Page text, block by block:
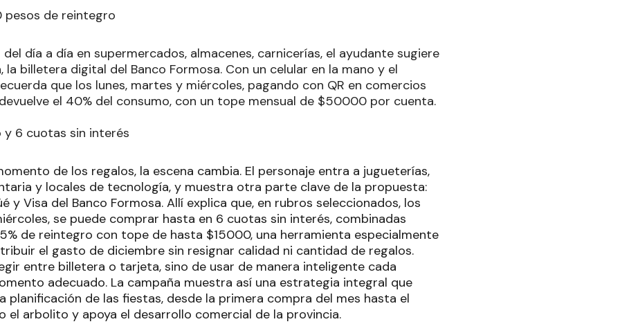
de reintegro
día a día en supermercados, almacenes, carnicerías, el ayudante sugiere
la billetera digital del Banco Formosa. Con un celular en la mano y el
que los lunes, martes y miércoles, pagando con QR en comercios
el 40% del consumo, con un tope mensual de $50000 por cuenta.
6 cuotas sin interés
de los regalos, la escena cambia. El personaje entra a jugueterías,
y locales de tecnología, y muestra otra parte clave de la propuesta:
y Visa del Banco Formosa. Allí explica que, en rubros seleccionados, los
se puede comprar hasta en 6 cuotas sin interés, combinadas
de reintegro con tope de hasta $15000, una herramienta especialmente
el gasto de diciembre sin resignar calidad ni cantidad de regalos.
entre billetera o tarjeta, sino de usar de manera inteligente cada
adecuado. La campaña muestra así una estrategia integral que
planificación de las fiestas, desde la primera compra del mes hasta el
el arbolito y apoya el desarrollo comercial de la provincia.